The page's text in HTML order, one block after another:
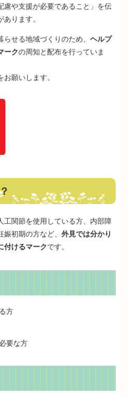
や支援が必要であること」を伝
ります。
せる地域づくりのため、 ヘルプ
ークの周知と配布を行っていま
願いします。​
関節を使用している方、内部障
初期の方など、 外見では分かり
付けるマークです。
方
要な方